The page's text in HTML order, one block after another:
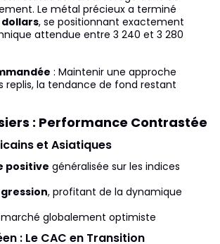
Le métal précieux a terminé
dollars, se positionnant exactement
attendue entre 3 240 et 3 280
: Maintenir une approche
replis, la tendance de fond restant
: Performance Contrastée
et Asiatiques
positive généralisée sur les indices
, profitant de la dynamique
globalement optimiste
: Le CAC en Transition